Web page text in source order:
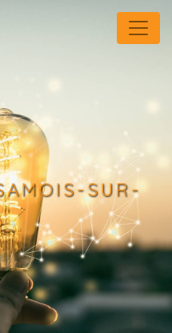
SUR-